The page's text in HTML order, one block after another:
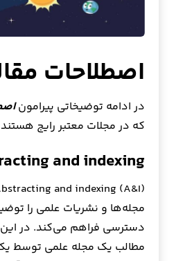
اصطلاحات
در ادامه توضیخاتی پیرامون
که در مجلات معتبر رایج هستند
and indexing
مجله‌ها و نشریات علمی را
دسترسی فراهم می‌کند. در این
مطالب یک مجله علمی توسط یک